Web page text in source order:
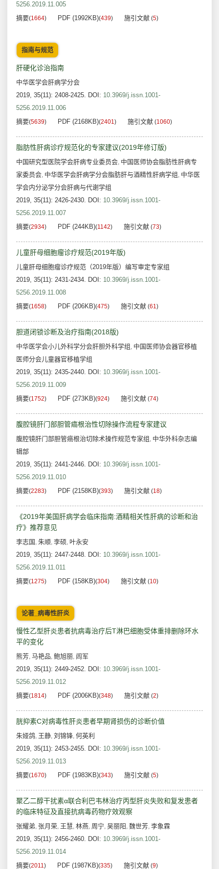
5256.2019.11.005
摘要(1664) PDF (1992KB)(439) 施引文献 (5)
指南与规范
肝硬化诊治指南
中华医学会肝病学分会
2019, 35(11): 2408-2425. DOI: 10.3969/j.issn.1001-
5256.2019.11.006
摘要(5639) PDF (2168KB)(2401) 施引文献 (1060)
脂肪性肝病诊疗规范化的专家建议(2019年修订版)
中国研究型医院学会肝病专业委员会, 中国医师协会脂肪性肝病专
家委员会, 中华医学会肝病学分会脂肪肝与酒精性肝病学组 , 中华医
学会内分泌学分会肝病与代谢学组
2019, 35(11): 2426-2430. DOI: 10.3969/j.issn.1001-
5256.2019.11.007
摘要(2934) PDF (244KB)(1142) 施引文献 (73)
儿童肝母细胞瘤诊疗规范(2019年版)
儿童肝母细胞瘤诊疗规范（2019年版）编写审定专家组
2019, 35(11): 2431-2434. DOI: 10.3969/j.issn.1001-
5256.2019.11.008
摘要(1658) PDF (206KB)(475) 施引文献 (61)
胆道闭锁诊断及治疗指南(2018版)
中华医学会小儿外科学分会肝胆外科学组 , 中国医师协会器官移植
医师分会儿童器官移植学组
2019, 35(11): 2435-2440. DOI: 10.3969/j.issn.1001-
5256.2019.11.009
摘要(1752) PDF (273KB)(924) 施引文献 (74)
腹腔镜肝门部胆管癌根治性切除操作流程专家建议
腹腔镜肝门部胆管癌根治切除术操作规范专家组 , 中华外科杂志编
辑部
2019, 35(11): 2441-2446. DOI: 10.3969/j.issn.1001-
5256.2019.11.010
摘要(2283) PDF (2158KB)(393) 施引文献 (18)
《2019年美国肝病学会临床指南:酒精相关性肝病的诊断和治
疗》推荐意见
李志国 , 朱顺, 李硕, 叶永安
2019, 35(11): 2447-2448. DOI: 10.3969/j.issn.1001-
5256.2019.11.011
摘要(1275) PDF (158KB)(304) 施引文献 (10)
论著_病毒性肝炎
慢性乙型肝炎患者抗病毒治疗后T淋巴细胞受体重排删除环水
平的变化
熊芳, 马艳品, 鲍旭丽, 闾军
2019, 35(11): 2449-2452. DOI: 10.3969/j.issn.1001-
5256.2019.11.012
摘要(1814) PDF (2006KB)(348) 施引文献 (2)
胱抑素C对病毒性肝炎患者早期肾损伤的诊断价值
朱娅鸽, 王静, 刘锦锋, 何英利
2019, 35(11): 2453-2455. DOI: 10.3969/j.issn.1001-
5256.2019.11.013
摘要(1670) PDF (1983KB)(343) 施引文献 (5)
聚乙二醇干扰素α联合利巴韦林治疗丙型肝炎失败和复发患者
的临床特征及直接抗病毒药物疗效观察
张耀弟, 张月荣, 王慧, 林燕, 周宁, 吴丽阳 , 魏世芳, 李象霖
2019, 35(11): 2456-2460. DOI: 10.3969/j.issn.1001-
5256.2019.11.014
摘要(2011) PDF (1987KB)(335) 施引文献 (9)